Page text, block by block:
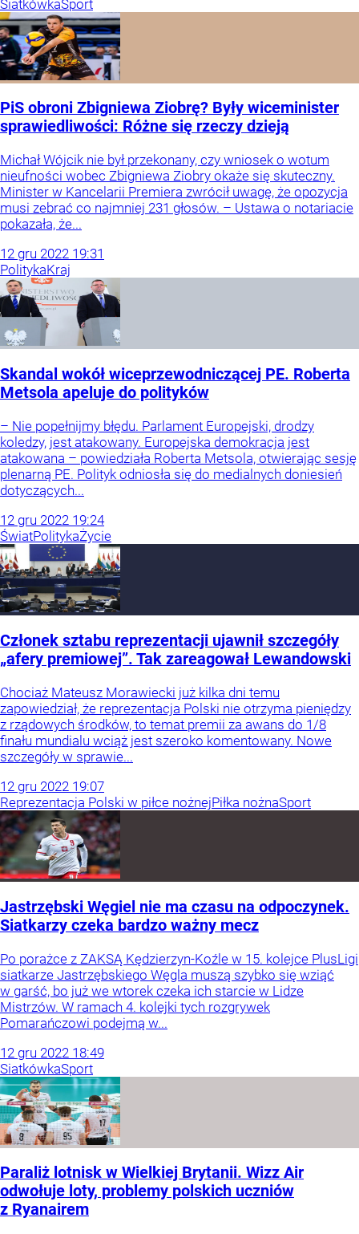
SiatkówkaSport
PiS obroni Zbigniewa Ziobrę? Były wiceminister
sprawiedliwości: Różne się rzeczy dzieją
Michał Wójcik nie był przekonany, czy wniosek o wotum
nieufności wobec Zbigniewa Ziobry okaże się skuteczny.
Minister w Kancelarii Premiera zwrócił uwagę, że opozycja
musi zebrać co najmniej 231 głosów. – Ustawa o notariacie
pokazała, że...
12 gru 2022 19:31
PolitykaKraj
Skandal wokół wiceprzewodniczącej PE. Roberta
Metsola apeluje do polityków
– Nie popełnijmy błędu. Parlament Europejski, drodzy
koledzy, jest atakowany. Europejska demokracja jest
atakowana – powiedziała Roberta Metsola, otwierając sesję
plenarną PE. Polityk odniosła się do medialnych doniesień
dotyczących...
12 gru 2022 19:24
ŚwiatPolitykaŻycie
Członek sztabu reprezentacji ujawnił szczegóły
„afery premiowej”. Tak zareagował Lewandowski
Chociaż Mateusz Morawiecki już kilka dni temu
zapowiedział, że reprezentacja Polski nie otrzyma pieniędzy
z rządowych środków, to temat premii za awans do 1/8
finału mundialu wciąż jest szeroko komentowany. Nowe
szczegóły w sprawie...
12 gru 2022 19:07
Reprezentacja Polski w piłce nożnejPiłka nożnaSport
Jastrzębski Węgiel nie ma czasu na odpoczynek.
Siatkarzy czeka bardzo ważny mecz
Po porażce z ZAKSĄ Kędzierzyn-Koźle w 15. kolejce PlusLigi
siatkarze Jastrzębskiego Węgla muszą szybko się wziąć
w garść, bo już we wtorek czeka ich starcie w Lidze
Mistrzów. W ramach 4. kolejki tych rozgrywek
Pomarańczowi podejmą w...
12 gru 2022 18:49
SiatkówkaSport
Paraliż lotnisk w Wielkiej Brytanii. Wizz Air
odwołuje loty, problemy polskich uczniów
z Ryanairem